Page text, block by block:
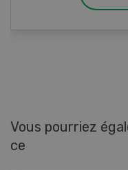
Vous pourriez
ce